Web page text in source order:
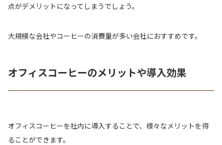
点がデメリットになってしまうでしょう。
大規模な会社やコーヒーの消費量が多い会社におすすめです。
オフィスコーヒーのメリットや導入効果
オフィスコーヒーを社内に導入することで、様々なメリットを得
ることができます。